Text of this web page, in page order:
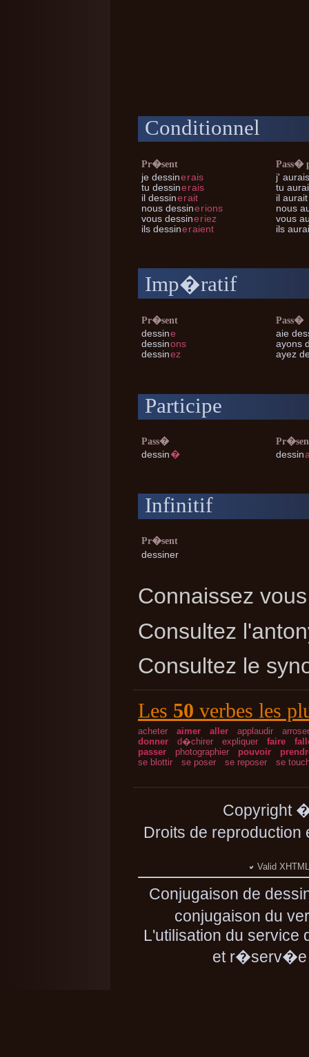
Conditionnel
Pr�sent
je dessinerais
tu dessinerais
il dessinerait
nous dessinerions
vous dessineriez
ils dessineraient
Pass�
j'
tu
il
nous
vous
ils
Imp�ratif
Pr�sent
dessine
dessinons
dessinez
Pass�
aie
ayons
ayez
Participe
Pass�
dessin�
dessin
Infinitif
Pr�sent
dessiner
Connaissez
Consultez
Consultez le
Les 50 verbes les
acheter aimer aller applaudir
arroser
donner
d�chirer expliquer faire
passer
photographier pouvoir
se blottir
se poser se reposer se
Copyright
Droits de
Valid
Conjugaison de
conjugaison du
L'utilisation du service
et r�serv�e